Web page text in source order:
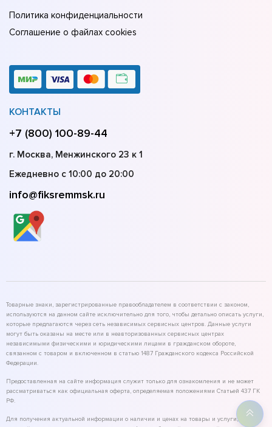
Политика конфиденциальности
Соглашение о файлах cookies
КОНТАКТЫ
+7 (800) 100-89-44
г. Москва, Менжинского 23 к 1
Ежедневно с 10:00 до 20:00
info@fiksremmsk.ru
Товарные знаки, зарегистрированные правообладателем в соответствии с законом,
используются на данном сайте исключительно для того, чтобы детально описать услуги,
которые предлагаются через сеть независимых сервисных центров. Данные услуги
могут быть оказаны на месте или в неавторизованных сервисных центрах
независимыми физическими и юридическими лицами в гражданском обороте,
связанном с товаром и включенном в статью 1487 Гражданского кодекса Российской
Федерации.
Предоставленная на сайте информация служит только для ознакомления и не может
рассматриваться как официальная оферта, определяемая положениями Статьей 437 ГК
РФ.
Для получения актуальной информации о наличии и ценах на товары и услуги,